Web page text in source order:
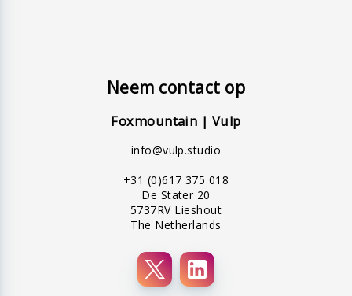
Neem contact op
Foxmountain | Vulp
info@vulp.studio
+31 (0)617 375 018
De Stater 20
5737RV Lieshout
The Netherlands